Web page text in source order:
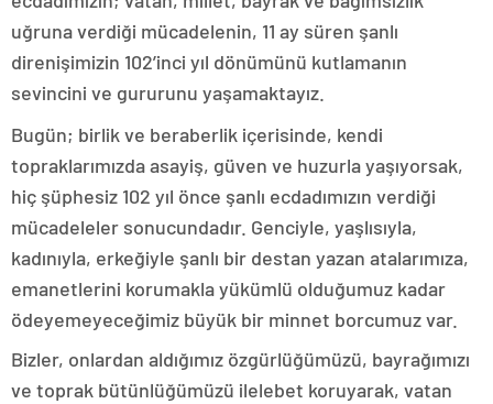
uğruna verdiği mücadelenin, 11 ay süren şanlı
direnişimizin 102’inci yıl dönümünü kutlamanın
sevincini ve gururunu yaşamaktayız.
Bugün; birlik ve beraberlik içerisinde, kendi
topraklarımızda asayiş, güven ve huzurla yaşıyorsak,
hiç şüphesiz 102 yıl önce şanlı ecdadımızın verdiği
mücadeleler sonucundadır. Genciyle, yaşlısıyla,
kadınıyla, erkeğiyle şanlı bir destan yazan atalarımıza,
emanetlerini korumakla yükümlü olduğumuz kadar
ödeyemeyeceğimiz büyük bir minnet borcumuz var.
Bizler, onlardan aldığımız özgürlüğümüzü, bayrağımızı
ve toprak bütünlüğümüzü ilelebet koruyarak, vatan